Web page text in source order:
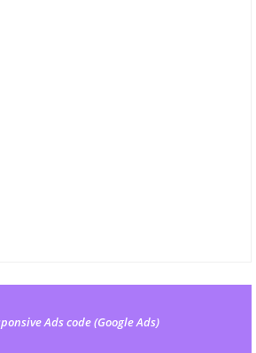
Ads code (Google Ads)